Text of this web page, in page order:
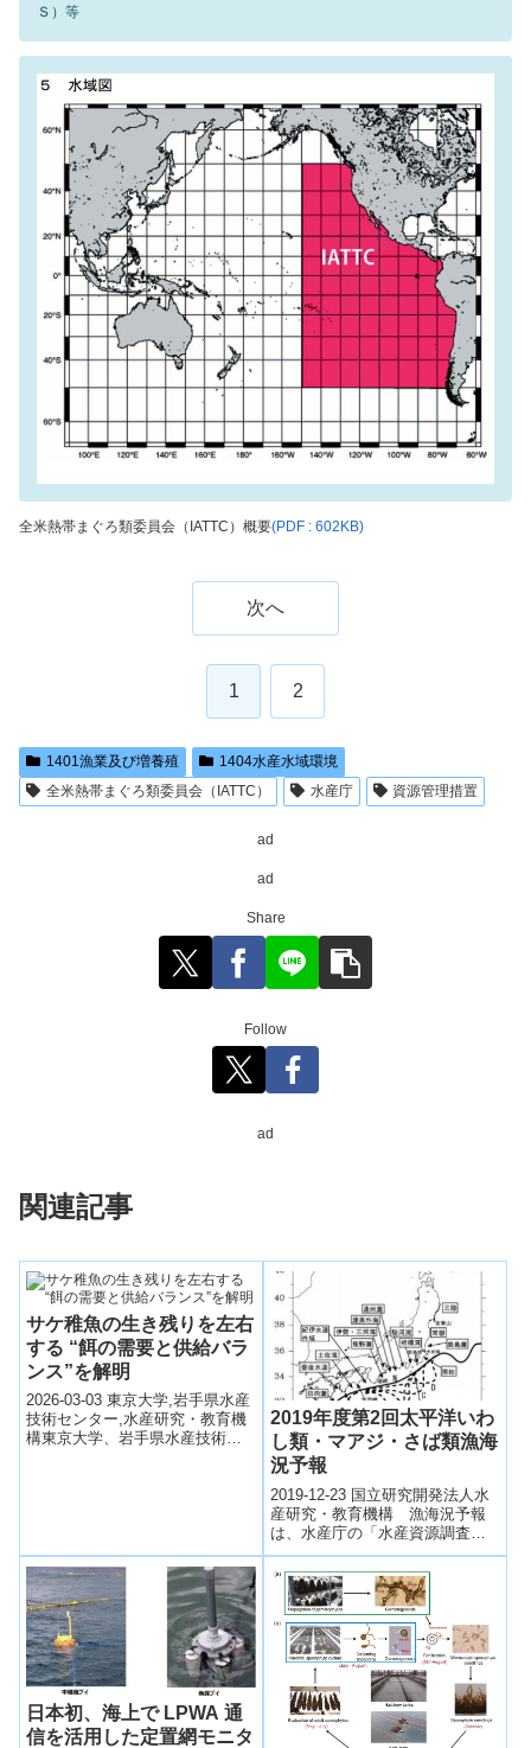
Ｓ）等
全米熱帯まぐろ類委員会（IATTC）概要(PDF : 602KB)
次へ
1 2
1401漁業及び増養殖
1404水産水域環境
全米熱帯まぐろ類委員会（IATTC）
水産庁 資源管理措置
ad
ad
Share
Follow
ad
関連記事
サケ稚魚の生き残りを左右
する “餌の需要と供給バラ
ンス”を解明
2026-03-03 東京大学,岩手県水産
技術センター,水産研究・教育機
構東京大学、岩手県水産技術セ
2019年度第2回太平洋いわ
し類・マアジ・さば類漁海
況予報
2019-12-23 国立研究開発法人水
産研究・教育機構 漁海況予報
は、水産庁の「水産資源調査・
評価推進委託事業」を中心に、
資源の合理的利用、漁業経営の
安定及び...
日本初、海上で LPWA 通
信を活用した定置網モニタ